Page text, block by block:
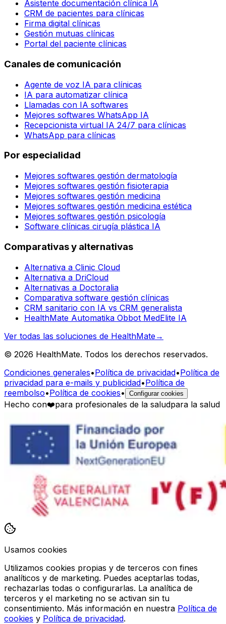
Asistente documentación clínica IA
CRM de pacientes para clínicas
Firma digital clínicas
Gestión mutuas clínicas
Portal del paciente clínicas
Canales de comunicación
Agente de voz IA para clínicas
IA para automatizar clínica
Llamadas con IA softwares
Mejores softwares WhatsApp IA
Recepcionista virtual IA 24/7 para clínicas
WhatsApp para clínicas
Por especialidad
Mejores softwares gestión dermatología
Mejores softwares gestión fisioterapia
Mejores softwares gestión medicina
Mejores softwares gestión medicina estética
Mejores softwares gestión psicología
Software clínicas cirugía plástica IA
Comparativas y alternativas
Alternativa a Clinic Cloud
Alternativa a DriCloud
Alternativas a Doctoralia
Comparativa software gestión clínicas
CRM sanitario con IA vs CRM generalista
HealthMate Automatika Obbot MedElite IA
Ver todas las soluciones de HealthMate→
© 2026 HealthMate. Todos los derechos reservados.
Condiciones generales•Política de privacidad•Política de
privacidad para e-mails y publicidad•Política de
reembolso•Política de cookies• Configurar cookies
Hecho con❤️para profesionales de la saludpara la salud
Usamos cookies
Utilizamos cookies propias y de terceros con fines
analíticos y de marketing. Puedes aceptarlas todas,
rechazarlas todas o configurarlas. La analítica de
terceros y el marketing no se activan sin tu
consentimiento. Más información en nuestra Política de
cookies y Política de privacidad.